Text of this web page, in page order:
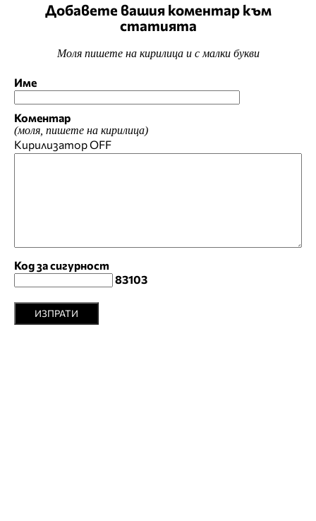
Добавете вашия коментар към
статията
Моля пишете на кирилица и с малки букви
Име
Коментар
(моля, пишете на кирилица)
КирилизаторOFF
Код за сигурност
83103
ИЗПРАТИ